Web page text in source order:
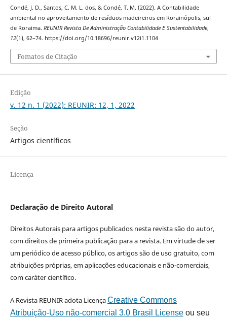
Condé, J. D., Santos, C. M. L. dos, & Condé, T. M. (2022). A Contabilidade
ambiental no aproveitamento de resíduos madeireiros em Rorainópolis, sul
de Roraima. REUNIR Revista De Administração Contabilidade E Sustentabilidade,
12(1), 62–74. https://doi.org/10.18696/reunir.v12i1.1104
Fomatos de Citação
Edição
v. 12 n. 1 (2022): REUNIR: 12, 1, 2022
Seção
Artigos científicos
Licença
Declaração de Direito Autoral
Direitos Autorais para artigos publicados nesta revista são do autor,
com direitos de primeira publicação para a revista. Em virtude de ser
um periódico de acesso público, os artigos são de uso gratuito, com
atribuições próprias, em aplicações educacionais e não-comerciais,
com caráter científico.
A Revista REUNIR adota LicençaCreative Commons
Atribuição-Uso não-comercial 3.0 Brasil Licenseou seu